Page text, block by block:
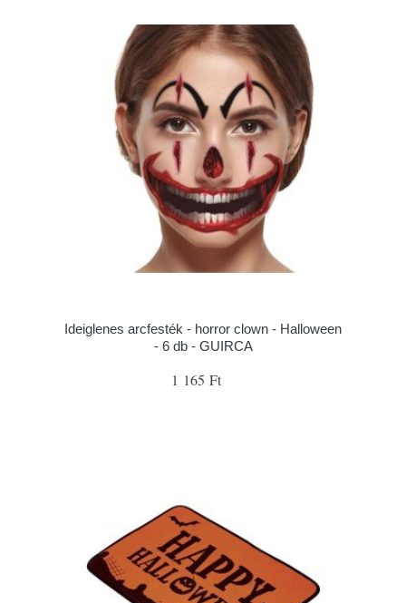
Ideiglenes arcfesték - horror clown - Halloween
- 6 db - GUIRCA
1 165 Ft